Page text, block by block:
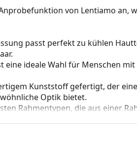
von Lentiamo an,
passt perfekt zu kühlen
eine ideale Wahl für Menschen
Kunststoff gefertigt, der
Optik bietet.
Rahmentypen, die aus einer
die Tatsache, dass sie das
Dieser Rahmentyp ist für